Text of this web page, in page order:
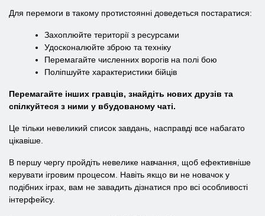
Для перемоги в такому протистоянні доведеться постаратися:
Захоплюйте території з ресурсами
Удосконалюйте зброю та техніку
Перемагайте численних ворогів на полі бою
Поліпшуйте характеристики бійців
Перемагайте інших гравців, знайдіть нових друзів та
спілкуйтеся з ними у вбудованому чаті.
Це тільки невеликий список завдань, насправді все набагато
цікавіше.
В першу чергу пройдіть невелике навчання, щоб ефективніше
керувати ігровим процесом. Навіть якщо ви не новачок у
подібних іграх, вам не завадить дізнатися про всі особливості
інтерфейсу.